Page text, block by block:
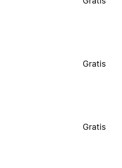
Gratis
Gratis